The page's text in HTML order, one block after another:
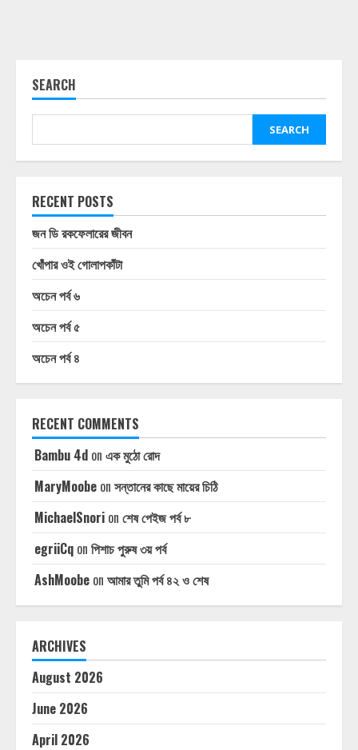
SEARCH
SEARCH
RECENT POSTS
জন ডি রকফেলারের জীবন
খোঁপার ওই গোলাপকাঁটা
অচেন পর্ব ৬
অচেন পর্ব ৫
অচেন পর্ব ৪
RECENT COMMENTS
Bambu 4d on এক মুঠো রোদ
MaryMoobe on সন্তানের কাছে মায়ের চিঠি
MichaelSnori on শেষ পেইজ পর্ব ৮
egriiCq on পিশাচ পুরুষ ৩য় পর্ব
AshMoobe on আমার তুমি পর্ব ৪২ ও শেষ
ARCHIVES
August 2026
June 2026
April 2026